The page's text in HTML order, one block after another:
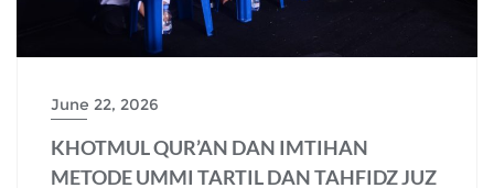
June 22, 2026
KHOTMUL QUR’AN DAN IMTIHAN
METODE UMMI TARTIL DAN TAHFIDZ JUZ